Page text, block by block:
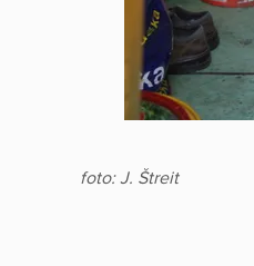
foto: J. Štreit